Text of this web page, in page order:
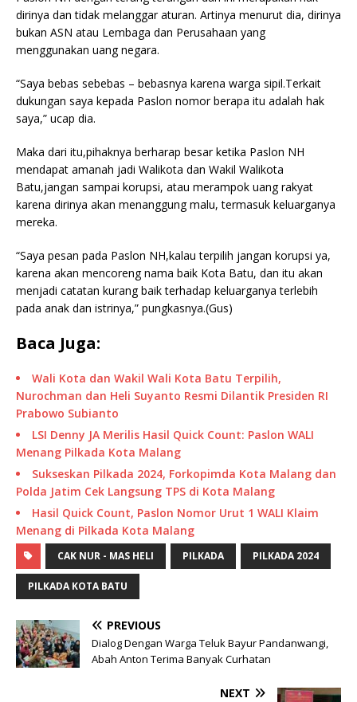
dirinya dan tidak melanggar aturan. Artinya menurut dia, dirinya
bukan ASN atau Lembaga dan Perusahaan yang
menggunakan uang negara.
“Saya bebas sebebas – bebasnya karena warga sipil.Terkait
dukungan saya kepada Paslon nomor berapa itu adalah hak
saya,” ucap dia.
Maka dari itu,pihaknya berharap besar ketika Paslon NH
mendapat amanah jadi Walikota dan Wakil Walikota
Batu,jangan sampai korupsi, atau merampok uang rakyat
karena dirinya akan menanggung malu, termasuk keluarganya
mereka.
“Saya pesan pada Paslon NH,kalau terpilih jangan korupsi ya,
karena akan mencoreng nama baik Kota Batu, dan itu akan
menjadi catatan kurang baik terhadap keluarganya terlebih
pada anak dan istrinya,” pungkasnya.(Gus)
Baca Juga:
Wali Kota dan Wakil Wali Kota Batu Terpilih,
Nurochman dan Heli Suyanto Resmi Dilantik Presiden RI
Prabowo Subianto
LSI Denny JA Merilis Hasil Quick Count: Paslon WALI
Menang Pilkada Kota Malang
Sukseskan Pilkada 2024, Forkopimda Kota Malang dan
Polda Jatim Cek Langsung TPS di Kota Malang
Hasil Quick Count, Paslon Nomor Urut 1 WALI Klaim
Menang di Pilkada Kota Malang
CAK NUR - MAS HELI PILKADA PILKADA 2024
PILKADA KOTA BATU
PREVIOUS
Dialog Dengan Warga Teluk Bayur Pandanwangi,
Abah Anton Terima Banyak Curhatan
NEXT